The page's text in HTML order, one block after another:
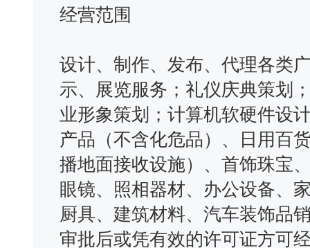
经营范围
设计、制作、发布、代理各类
示、展览服务；礼仪庆典策划
业形象策划；计算机软硬件设
产品（不含化危品）、日用百
播地面接收设施）、首饰珠宝
眼镜、照相器材、办公设备、
厨具、建筑材料、汽车装饰品
审批后或凭有效的许可证方可